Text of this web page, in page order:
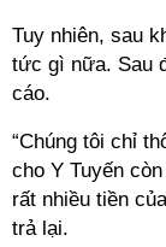
Tuy nhiên, sau
tức gì nữa. Sau
cáo.
“Chúng tôi chỉ
cho Y Tuyến
rất nhiều tiền
trả lại.